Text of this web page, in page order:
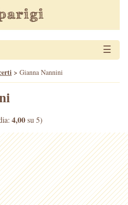
☰
> Gianna Nannini
4,00su 5)